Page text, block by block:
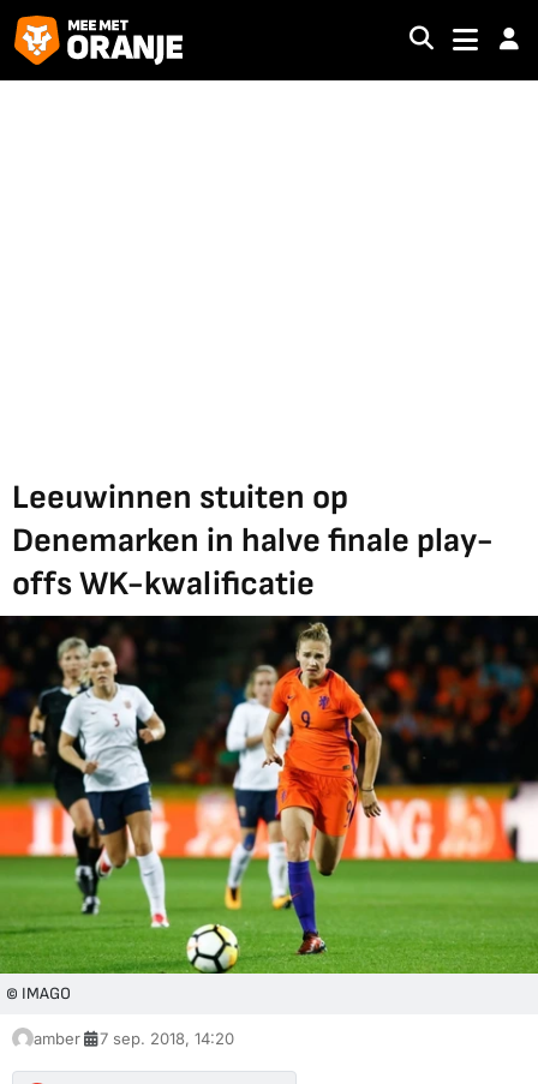
Leeuwinnen stuiten op
Denemarken in halve finale play-
offs WK-kwalificatie
© IMAGO
amber 7 sep. 2018, 14:20